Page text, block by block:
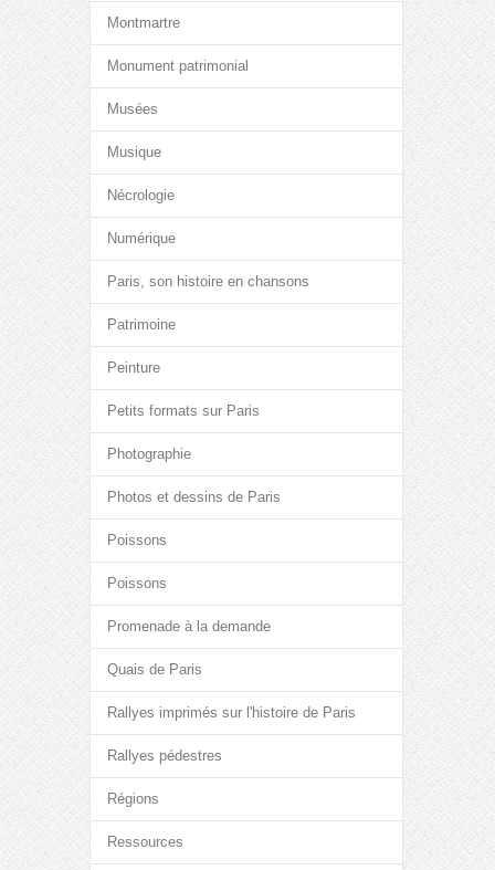
Montmartre
Monument patrimonial
Musées
Musique
Nécrologie
Numérique
Paris, son histoire en chansons
Patrimoine
Peinture
Petits formats sur Paris
Photographie
Photos et dessins de Paris
Poissons
Poissons
Promenade à la demande
Quais de Paris
Rallyes imprimés sur l'histoire de Paris
Rallyes pédestres
Régions
Ressources